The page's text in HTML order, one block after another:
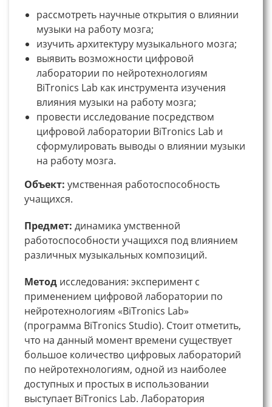
рассмотреть научные открытия о влиянии
музыки на работу мозга;
изучить архитектуру музыкального мозга;
выявить возможности цифровой
лаборатории по нейротехнологиям
BiTronics Lab как инструмента изучения
влияния музыки на работу мозга;
провести исследование посредством
цифровой лаборатории BiTronics Lab и
сформулировать выводы о влиянии музыки
на работу мозга.
Объект: умственная работоспособность
учащихся.
Предмет: динамика умственной
работоспособности учащихся под влиянием
различных музыкальных композиций.
Метод исследования: эксперимент с
применением цифровой лаборатории по
нейротехнологиям «BiTronics Lab»
(программа BiTronics Studio). Стоит отметить,
что на данный момент времени существует
большое количество цифровых лабораторий
по нейротехнологиям, одной из наиболее
доступных и простых в использовании
выступает BiTronics Lab. Лаборатория